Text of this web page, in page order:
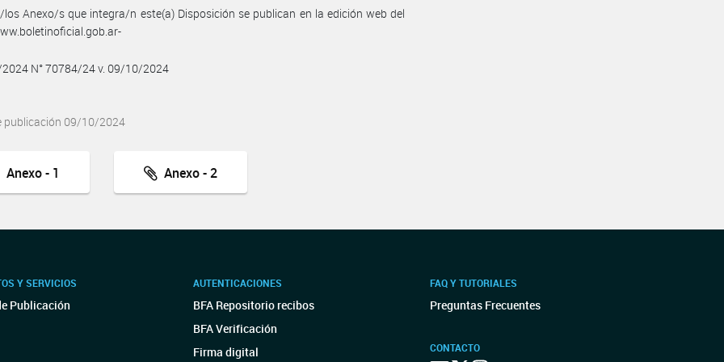
los Anexo/s que integra/n este(a) Disposición se publican en la edición web del
N° 70784/24 v. 09/10/2024
publicación 09/10/2024
Anexo - 1 Anexo - 2
Y SERVICIOS
Publicación
AUTENTICACIONES
BFA Repositorio recibos
BFA Verificación
Firma digital
FAQ Y TUTORIALES
Preguntas Frecuentes
CONTACTO